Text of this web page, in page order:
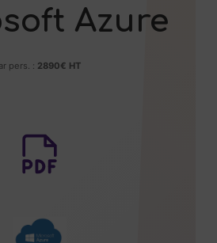
Azure
pers. : 2890€ HT